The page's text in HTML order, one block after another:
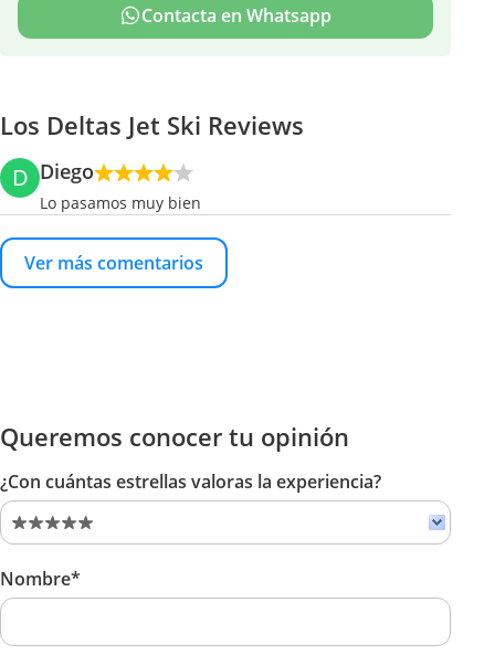
Contacta en Whatsapp
Los Deltas Jet Ski Reviews
D Diego
Lo pasamos muy bien
Ver más comentarios
Queremos conocer tu opinión
¿Con cuántas estrellas valoras la experiencia?
Nombre*